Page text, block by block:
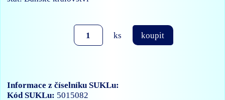
ks koupit
Informace z číselníku SUKLu:
Kód SUKLu: 5015082